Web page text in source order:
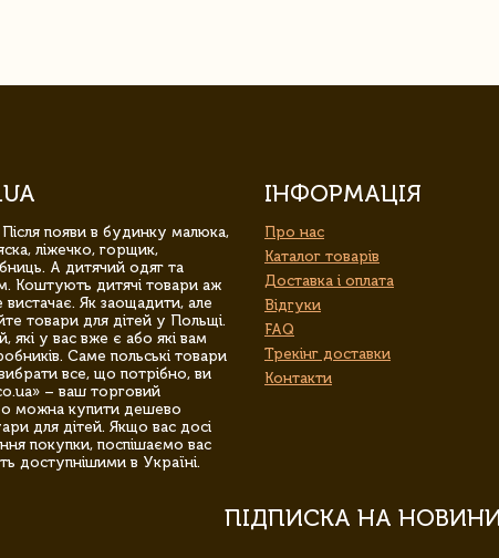
появи в будинку малюка,
ліжечко, горщик,
А дитячий одяг та
Коштують дитячі товари аж
Як заощадити, але
товари для дітей у Польщі.
у вас вже є або які вам
Саме польські товари
все, що потрібно, ви
– ваш торговий
можна купити дешево
для дітей. Якщо вас досі
покупки, поспішаємо вас
доступнішими в Україні.
ІНФОРМАЦІЯ
Про нас
Каталог товарів
Доставка і оплата
Відгуки
FAQ
Трекінг доставки
Контакти
ПІДПИСКА НА